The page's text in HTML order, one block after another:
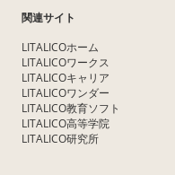
関連サイト
LITALICOホーム
LITALICOワークス
LITALICOキャリア
LITALICOワンダー
LITALICO教育ソフト
LITALICO高等学院
LITALICO研究所